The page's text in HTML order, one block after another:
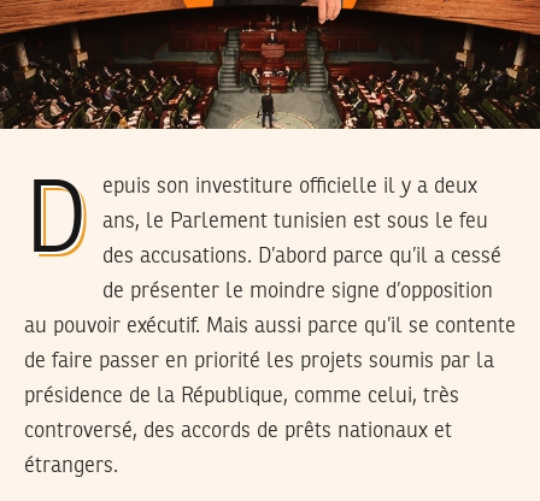
Depuis son investiture officielle il y a deux
ans, le Parlement tunisien est sous le feu
des accusations. D’abord parce qu’il a cessé
de présenter le moindre signe d’opposition
au pouvoir exécutif. Mais aussi parce qu’il se contente
de faire passer en priorité les projets soumis par la
présidence de la République, comme celui, très
controversé, des accords de prêts nationaux et
étrangers.